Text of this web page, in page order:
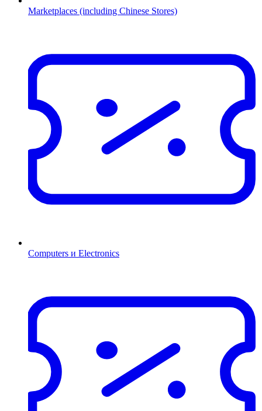
Marketplaces (including Chinese Stores)
Computers и Electronics